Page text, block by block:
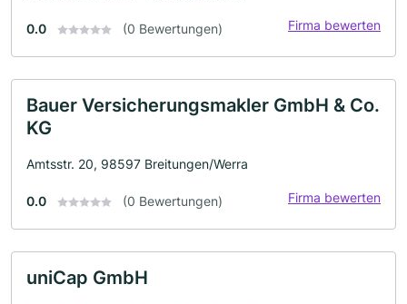
0.0 (0 Bewertungen) Firma bewerten
Bauer Versicherungsmakler GmbH & Co.
KG
Amtsstr. 20, 98597 Breitungen/Werra
0.0 (0 Bewertungen) Firma bewerten
uniCap GmbH